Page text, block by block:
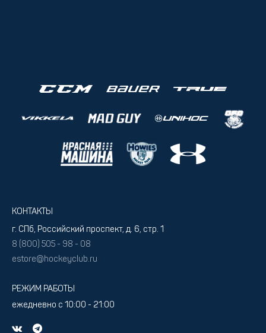
КОНТАКТЫ
г. СПб, Российский проспект, д. 6, стр. 1
8 (800) 505 - 98 - 08
estore@hockeyclub.ru
РЕЖИМ РАБОТЫ
ежедневно с 10:00 - 21:00